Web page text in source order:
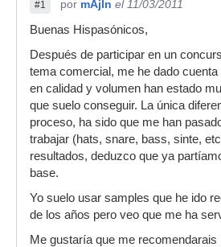
#1 por mAjIn el 11/03/2011
Buenas Hispasónicos,
Después de participar en un
tema comercial, me he dado
en calidad y volumen han estado
que suelo conseguir. La única
proceso, ha sido que me han
trabajar (hats, snare, bass, sinte,
resultados, deduzco que ya
base.
Yo suelo usar samples que he ido
de los años pero veo que me ha
Me gustaría que me recomendarais